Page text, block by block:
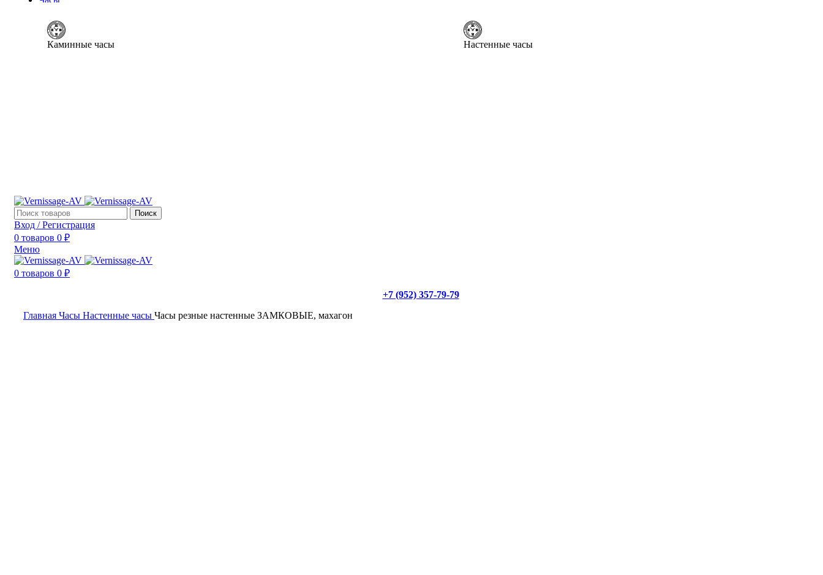
Каминные часы Настенные часы
Поиск
Вход / Регистрация
0 товаров 0 ₽
Меню
0 товаров 0 ₽
+7 (952) 357-79-79
Главная Часы Настенные часы Часы резные настенные ЗАМКОВЫЕ, махагон